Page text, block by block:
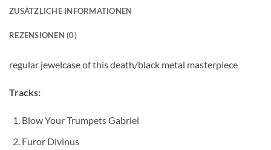
ZUSÄTZLICHE INFORMATIONEN
REZENSIONEN (0)
regular jewelcase of this death/black metal masterpiece
Tracks:
Blow Your Trumpets Gabriel
Furor Divinus